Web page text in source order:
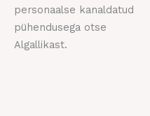
personaalse kanaldatud
pühendusega otse
Algallikast.